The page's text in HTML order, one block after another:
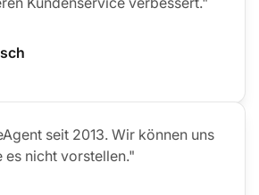
seit 2013. Wir können uns
es nicht vorstellen."